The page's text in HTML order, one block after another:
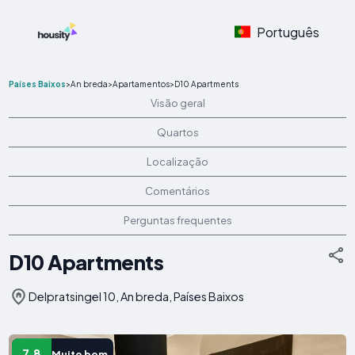
Português
Países Baixos>An breda>Apartamentos>D10 Apartments
Visão geral
Quartos
Localização
Comentários
Perguntas frequentes
D10 Apartments
Delpratsingel 10, An breda, Países Baixos